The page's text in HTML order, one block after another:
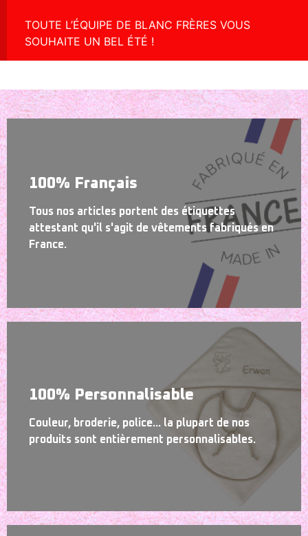
TOUTE L’ÉQUIPE DE BLANC FRÈRES VOUS
SOUHAITE UN BEL ÉTÉ !
100% Français
Tous nos articles portent des étiquettes
attestant qu'il s'agit de vêtements fabriqués en
France.
100% Personnalisable
Couleur, broderie, police... la plupart de nos
produits sont entièrement personnalisables.